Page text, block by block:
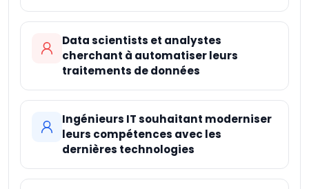
Data scientists et analystes
cherchant à automatiser leurs
traitements de données
Ingénieurs IT souhaitant moderniser
leurs compétences avec les
dernières technologies